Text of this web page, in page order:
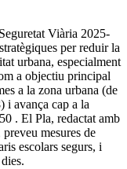
Viària 2025-
per reduir la
urbana, especialment
a objectiu principal
a la zona urbana (de
i avança cap a la
. El Pla, redactat amb
mesures de
escolars segurs, i